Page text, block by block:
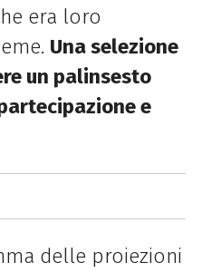
era loro
Unaselezione
un palinsesto
e
delle proiezioni